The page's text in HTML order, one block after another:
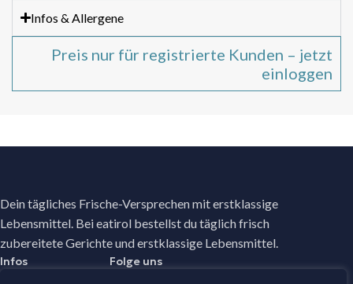
Infos & Allergene
Preis nur für registrierte Kunden – jetzt
einloggen
Dein tägliches Frische-Versprechen mit erstklassige
Lebensmittel. Bei eatirol bestellst du täglich frisch
zubereitete Gerichte und erstklassige Lebensmittel.
Infos Folge uns